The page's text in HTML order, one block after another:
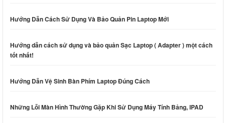
Hướng Dẫn Cách Sử Dụng Và Bảo Quản Pin Laptop Mới
Hướng dẫn cách sử dụng và bảo quản Sạc Laptop ( Adapter ) một cách
tốt nhất!
Hướng Dẫn Vệ Sinh Bàn Phím Laptop Đúng Cách
Những Lỗi Màn Hình Thường Gặp Khi Sử Dụng Máy Tính Bảng, IPAD